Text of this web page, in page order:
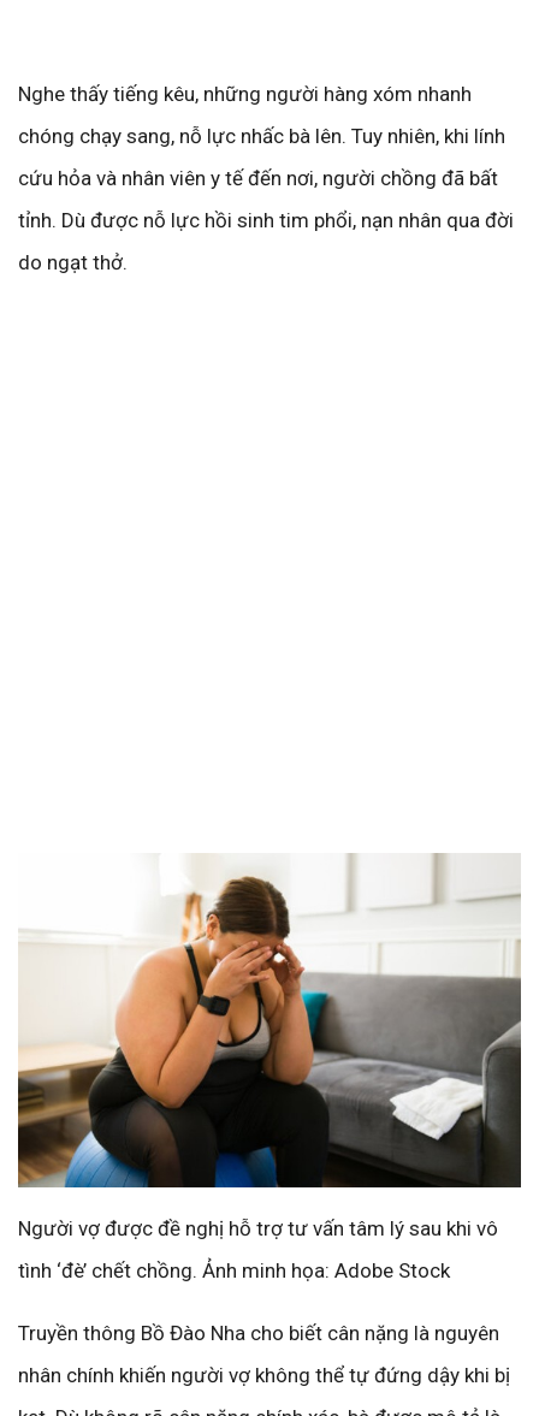
Nghe thấy tiếng kêu, những người hàng xóm nhanh
chóng chạy sang, nỗ lực nhấc bà lên. Tuy nhiên, khi lính
cứu hỏa và nhân viên y tế đến nơi, người chồng đã bất
tỉnh. Dù được nỗ lực hồi sinh tim phổi, nạn nhân qua đời
do ngạt thở.
Người vợ được đề nghị hỗ trợ tư vấn tâm lý sau khi vô
tình ‘đè’ chết chồng. Ảnh minh họa: Adobe Stock
Truyền thông Bồ Đào Nha cho biết cân nặng là nguyên
nhân chính khiến người vợ không thể tự đứng dậy khi bị